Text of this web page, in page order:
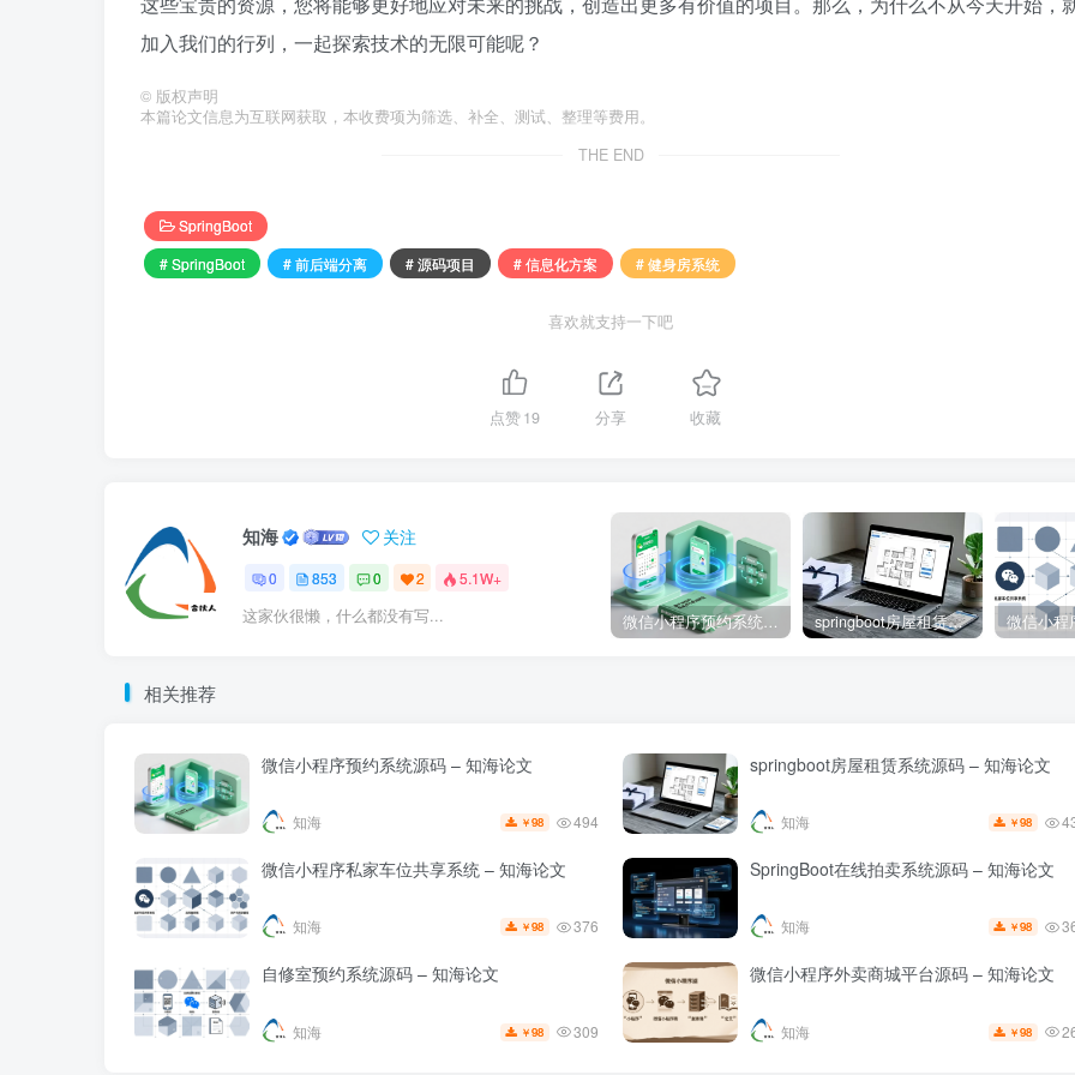
加入我们的行列，一起探索技术的无限可能呢？
© 版权声明
本篇论文信息为互联网获取，本收费项为筛选、补全、测试、整理等费用。
THE END
SpringBoot
# SpringBoot
# 前后端分离 # 源码项目 # 信息化方案 # 健身房系统
喜欢就支持一下吧
点赞19 分享 收藏
知海 关注
0 853 0 2 5.1W+
这家伙很懒，什么都没有写... springboot房屋租赁系统源码 – 知海论文
相关推荐
微信小程序预约系统源码 – 知海论文
知海 ￥98 494
springboot房屋租赁系统源码 – 知海论文
知海 ￥98
微信小程序私家车位共享系统 – 知海论文
知海 ￥98 376
SpringBoot在线拍卖系统源码 – 知海论文
知海 ￥98
自修室预约系统源码 – 知海论文
知海 ￥98 309
微信小程序外卖商城平台源码 – 知海论文
知海 ￥98